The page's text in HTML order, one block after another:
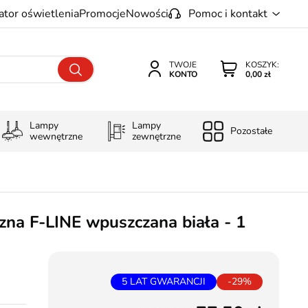
oświetleniaPromocjeNowości Pomoc i kontakt
KOSZYK:
0,00 zł
TWOJE
KONTO
Lampy
wewnętrzne
Lampy
zewnętrzne
Pozostałe
F-LINE wpuszczana biała - 1
5 LAT GWARANCJI -29%